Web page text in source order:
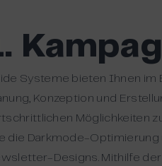
Systeme bieten Ihnen im
Konzeption und
Möglichkeiten
die Darkmode-
Designs. Mithilfe